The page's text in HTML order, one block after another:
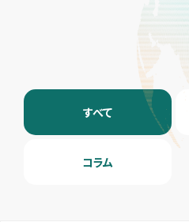
すべて
コラム